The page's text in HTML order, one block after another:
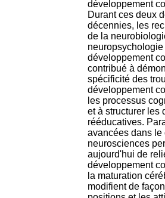
développement
Durant ces deux
décennies, les
de la
neuropsychologie
développement
contribué à
spécificité des
développement
les processus
et à structurer les
rééducatives.
avancées dans le
neurosciences
aujourd'hui de
développement
la maturation
modifient de
H
o
s
p
i
t
a
l
i
e
r
l
e
V
i
n
a
t